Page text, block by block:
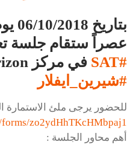
عصراً ستقام جلسة
#SAT
في مركز ABC Horizon فرع
#شيرين_ايفلار
للحضور يرجى ملئ الاستمارة
zo2ydHhTKcHMbpaj1
أهم محاور الجلسة :